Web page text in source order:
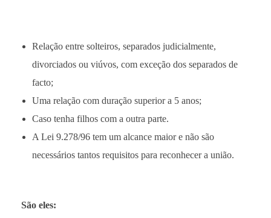
Relação entre solteiros, separados judicialmente,
divorciados ou viúvos, com exceção dos separados de
facto;
Uma relação com duração superior a 5 anos;
Caso tenha filhos com a outra parte.
A Lei 9.278/96 tem um alcance maior e não são
necessários tantos requisitos para reconhecer a união.
São eles: